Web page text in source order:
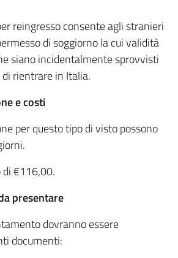
reingresso consente agli stranieri
di soggiorno la cui validità
siano incidentalmente sprovvisti
rientrare in Italia.
e costi
per questo tipo di visto possono
di €116,00.
presentare
dovranno essere
documenti: